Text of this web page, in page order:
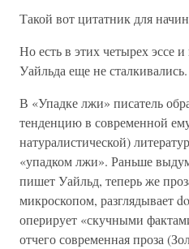
Такой вот цитатник для
Но есть в этих четырех эссе
Уайльда еще не
В «Упадке лжи» писатель
тенденцию в современной
натуралистической)
«упадком лжи». Раньше
пишет Уайльд, теперь же
микроскопом, разглядывает
оперирует «скучными
отчего современная проза